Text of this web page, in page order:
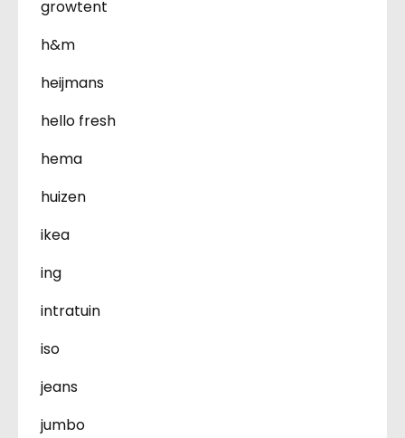
growtent
h&m
heijmans
hello fresh
hema
huizen
ikea
ing
intratuin
iso
jeans
jumbo